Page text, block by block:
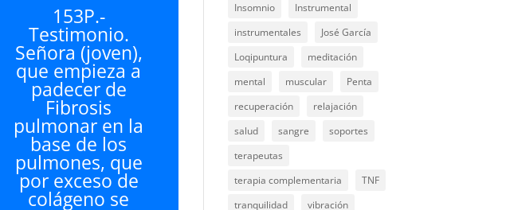
arriba/abajo
para
aumentar
o
disminuir
el
volumen.
153P.-
Testimonio.
Señora (joven),
que empieza a
padecer de
Fibrosis
pulmonar en la
base de los
pulmones, que
por exceso de
colágeno se
Insomnio
Instrumental
instrumentales
José García
Loqipuntura
meditación
mental
muscular
Penta
recuperación
relajación
salud
sangre
soportes
terapeutas
terapia complementaria
TNF
tranquilidad
vibración